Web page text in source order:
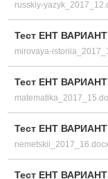
russkiy-
Тест ЕНТ
mirovaya-
Тест ЕНТ
Тест ЕНТ
Тест ЕНТ